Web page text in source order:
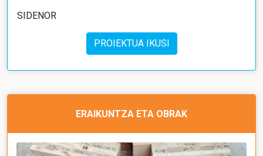
SIDENOR
PROIEKTUA IKUSI
ERAIKUNTZA ETA OBRAK